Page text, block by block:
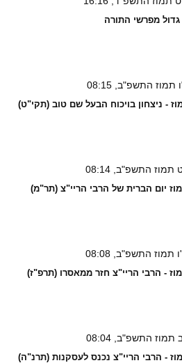
מפרשי התורה
תמוז התשפ"ב, 08:15
- ניצחון בויכוח הבעל שם טוב (תקי"ט)
תמוז התשפ"ב, 08:14
יום הברית של הרבי הריי"צ (תר"מ)
תמוז התשפ"ב, 08:08
- הרבי הריי"צ חזר ממאסרו (תרפ"ז)
תמוז התשפ"ב, 08:04
- הרבי הריי"צ נכנס לעסקנות (תרנ"ה)